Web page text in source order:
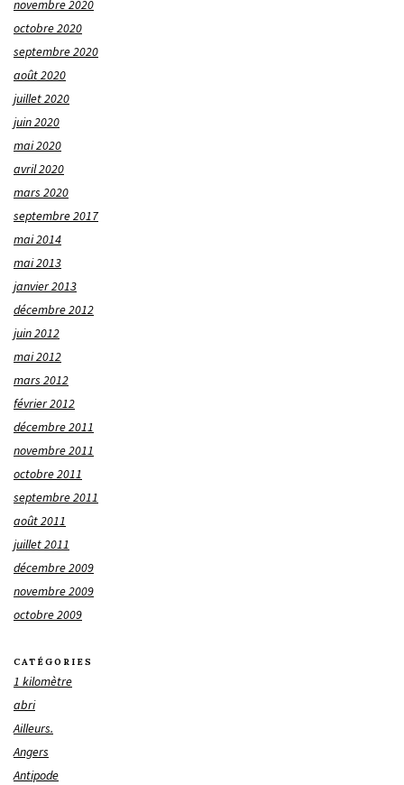
novembre 2020
octobre 2020
septembre 2020
août 2020
juillet 2020
juin 2020
mai 2020
avril 2020
mars 2020
septembre 2017
mai 2014
mai 2013
janvier 2013
décembre 2012
juin 2012
mai 2012
mars 2012
février 2012
décembre 2011
novembre 2011
octobre 2011
septembre 2011
août 2011
juillet 2011
décembre 2009
novembre 2009
octobre 2009
CATÉGORIES
1 kilomètre
abri
Ailleurs.
Angers
Antipode